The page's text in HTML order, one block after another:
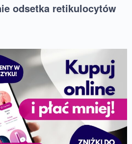
odsetka retikulocytów